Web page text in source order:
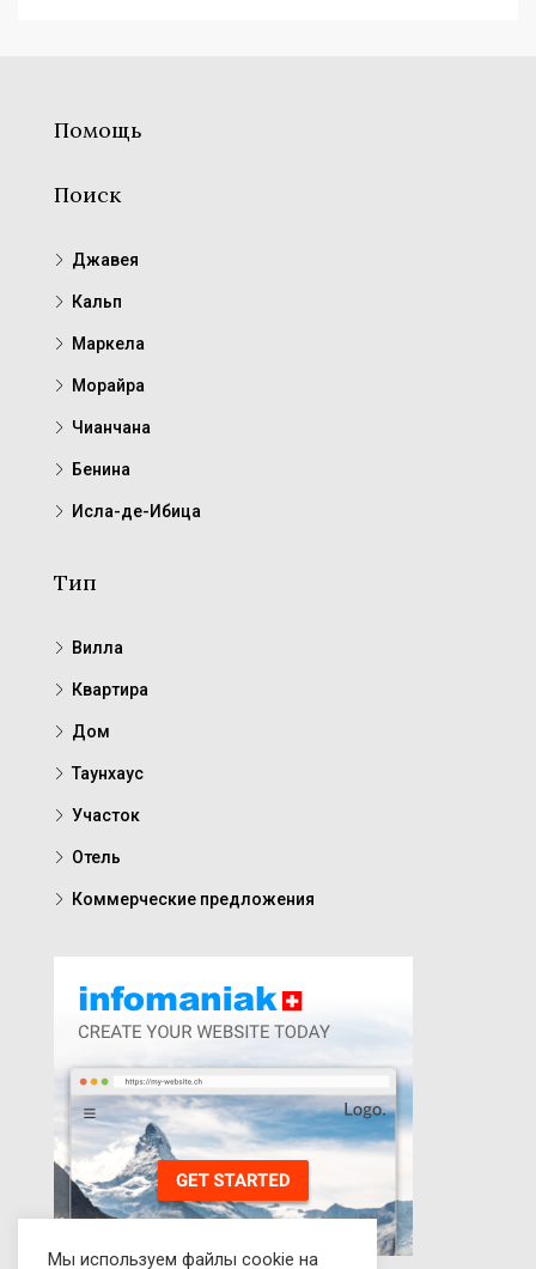
Помощь
Поиск
Джавея
Кальп
Маркела
Морайра
Чианчана
Бенина
Исла-де-Ибица
Тип
Вилла
Квартира
Дом
Таунхаус
Участок
Отель
Коммерческие предложения
Мы используем файлы cookie на